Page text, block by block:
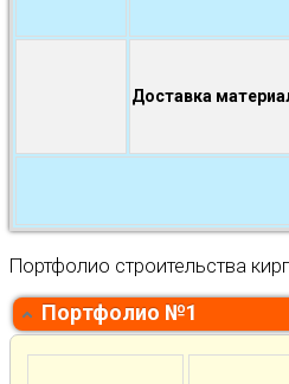
Доставка
Портфолио строительства
Портфолио №1